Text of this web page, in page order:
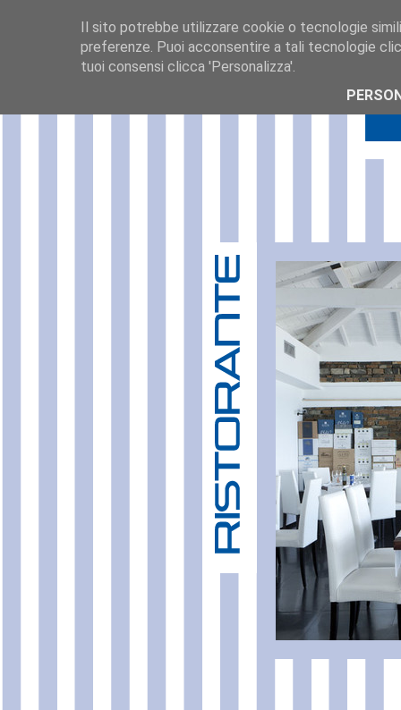
Il sito potrebbe utilizzare cookie o tecnologie
preferenze. Puoi acconsentire a tali tecnologie
tuoi consensi clicca 'Personalizza'.